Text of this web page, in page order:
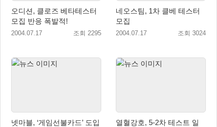
오디션, 클로즈 베타테스터
모집 반응 폭발적!
2004.07.17 조회 2295
네오스팀, 1차 클베 테스터
모집
2004.07.17 조회 3024
넷마블, ‘게임선불카드’ 도입
열혈강호, 5-2차 테스트 일